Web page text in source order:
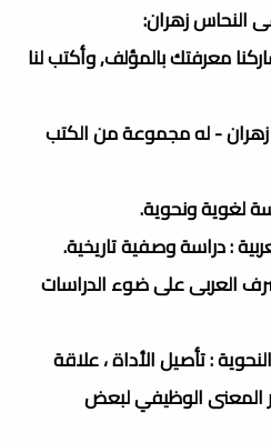
النحاس زهران:
معرفتك بالمؤلف, وأكتب لنا
- له مجموعة من الكتب
لغوية ونحوية.
: دراسة وصفية تاريخية.
العربى على ضوء الدراسات
: تأصيل الأداة ، علاقة
المعنى الوظيفي لبعض